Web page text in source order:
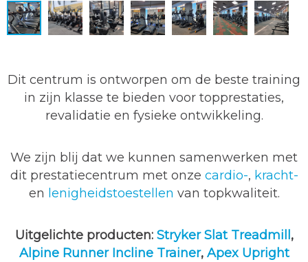
Dit centrum is ontworpen om de beste training
in zijn klasse te bieden voor topprestaties,
revalidatie en fysieke ontwikkeling.
We zijn blij dat we kunnen samenwerken met
dit prestatiecentrum met onze cardio-, kracht-
en lenigheidstoestellen van topkwaliteit.
Uitgelichte producten: Stryker Slat Treadmill ,
Alpine Runner Incline Trainer, Apex Upright